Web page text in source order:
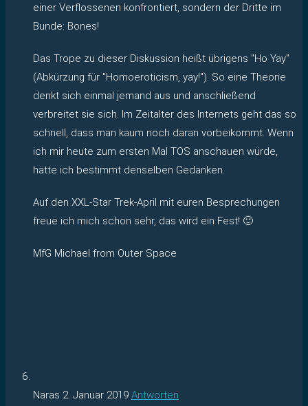
einer Verflossenen konfrontiert, sondern der Dritte im
Bunde: Bones!
Das Trope zu dieser Diskussion heißt übrigens "Ho Yay"
(Abkürzung für "Homoeroticism, yay!"). So eine Theorie
denkt sich einmal jemand aus und anschließend
verbreitet sie sich. Im Zeitalter des Internets geht das so
schnell, dass man kaum noch daran vorbeikommt. Wenn
ich mir heute zum ersten Mal TOS anschauen würde,
hätte ich bestimmt denselben Gedanken.
Auf den XXL-Star Trek-April mit euren Besprechungen
freue ich mich schon sehr, das wird ein Fest! 🙂
MfG Michael from Outer Space
Naras 2. Januar 2019 Antworten